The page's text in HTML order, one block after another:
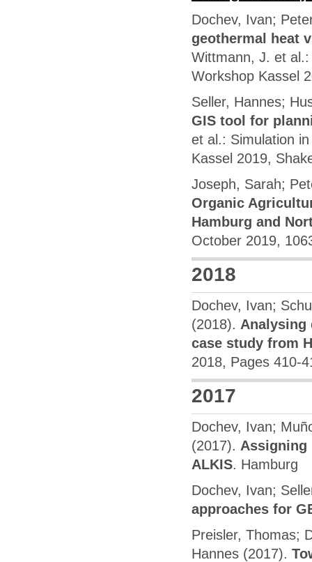
Dochev, Ivan;
geothermal heat
Wittmann, J. et
Workshop Kassel
Seller, Hannes;
GIS tool for
et al.: Simulation
Kassel 2019,
Joseph, Sarah;
Organic
Hamburg and
October 2019,
2018
Dochev, Ivan;
(2018). Analysing
case study from
2018, Pages 410-
2017
Dochev, Ivan;
(2017). Assigning
ALKIS. Hamburg
Dochev, Ivan;
approaches for
Preisler, Thomas;
Hannes (2017).